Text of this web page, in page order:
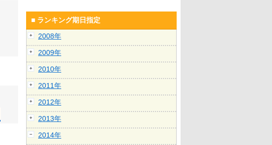
■ ランキング期日指定
2008年
2009年
2010年
2011年
2012年
2013年
2014年